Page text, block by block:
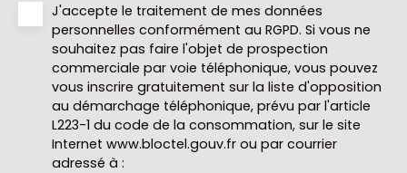
J'accepte le traitement de mes données
personnelles conformément au RGPD. Si vous ne
souhaitez pas faire l'objet de prospection
commerciale par voie téléphonique, vous pouvez
vous inscrire gratuitement sur la liste d'opposition
au démarchage téléphonique, prévu par l'article
L223-1 du code de la consommation, sur le site
Internet www.bloctel.gouv.fr ou par courrier
adressé à :